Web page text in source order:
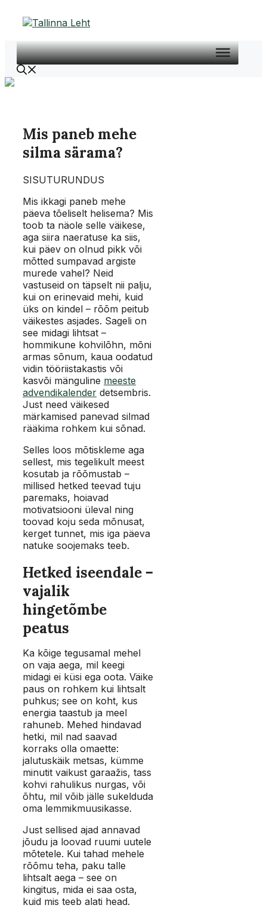
Mis paneb mehe
silma särama?
SISUTURUNDUS
Mis ikkagi paneb mehe
päeva tõeliselt helisema? Mis
toob ta näole selle väikese,
aga siira naeratuse ka siis,
kui päev on olnud pikk või
mõtted sumpavad argiste
murede vahel? Neid
vastuseid on täpselt nii palju,
kui on erinevaid mehi, kuid
üks on kindel – rõõm peitub
väikestes asjades. Sageli on
see midagi lihtsat –
hommikune kohvilõhn, mõni
armas sõnum, kaua oodatud
vidin tööriistakastis või
kasvõi mänguline meeste
advendikalender detsembris.
Just need väikesed
märkamised panevad silmad
rääkima rohkem kui sõnad.
Selles loos mõtiskleme aga
sellest, mis tegelikult meest
kosutab ja rõõmustab –
millised hetked teevad tuju
paremaks, hoiavad
motivatsiooni üleval ning
toovad koju seda mõnusat,
kerget tunnet, mis iga päeva
natuke soojemaks teeb.
Hetked iseendale –
vajalik
hingetõmbe
peatus
Ka kõige tegusamal mehel
on vaja aega, mil keegi
midagi ei küsi ega oota. Väike
paus on rohkem kui lihtsalt
puhkus; see on koht, kus
energia taastub ja meel
rahuneb. Mehed hindavad
hetki, mil nad saavad
korraks olla omaette:
jalutuskäik metsas, kümme
minutit vaikust garaažis, tass
kohvi rahulikus nurgas, või
õhtu, mil võib jälle sukelduda
oma lemmikmuusikasse.
Just sellised ajad annavad
jõudu ja loovad ruumi uutele
mõtetele. Kui tahad mehele
rõõmu teha, paku talle
lihtsalt aega – see on
kingitus, mida ei saa osta,
kuid mis teeb alati head.